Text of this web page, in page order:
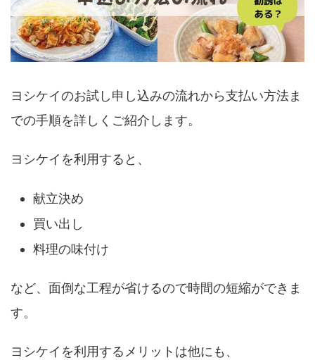
ヨシケイのお試し申し込みの流れから支払い方法ま
での手順を詳しくご紹介します。
ヨシケイを利用すると、
献立決め
買い出し
料理の味付け
など、面倒な工程が省けるので時間の短縮ができま
す。
ヨシケイを利用するメリットは他にも、